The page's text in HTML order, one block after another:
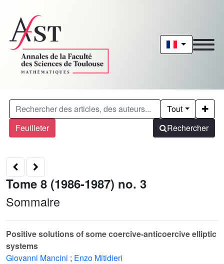
Feuilleter
Tout
Rechercher
Tome 8 (1986-1987) no. 3
Sommaire
Positive solutions of some coercive-anticoercive elliptic
systems
Giovanni Mancini ; Enzo Mitidieri